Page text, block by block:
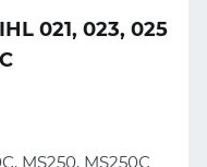
021, 023, 025
MS250, MS250C